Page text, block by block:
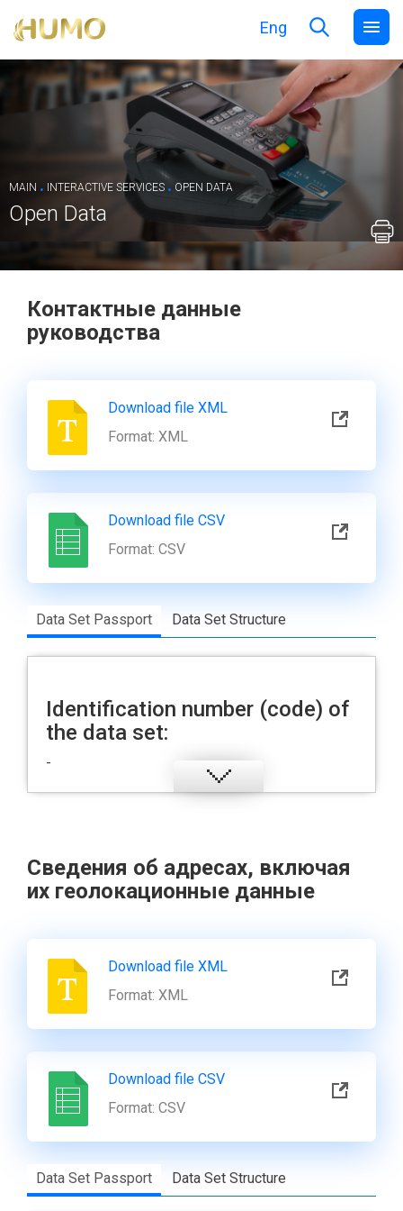
Eng
MAIN . INTERACTIVE SERVICES . OPEN DATA
Open Data
Контактные данные
руководства
Download file XML
Format: XML
Download file CSV
Format: CSV
Data Set Passport Data Set Structure
Identification number (code) of
the data set:
-
Description of the data set:
Data Set Owner:
Responsible person:
Contacts of the responsible
person:
Phone: -
E-mail: -
Сведения об адресах, включая
их геолокационные данные
Download file XML
Format: XML
Download file CSV
Format: CSV
Data Set Passport Data Set Structure